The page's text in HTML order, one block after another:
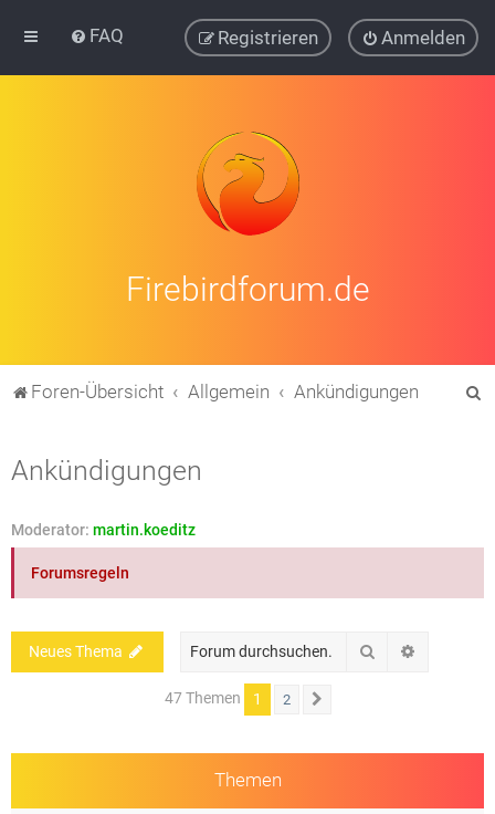
FAQ Anmelden
Registrieren
Firebirdforum.de
Foren-Übersicht Allgemein Ankündigungen
Ankündigungen
Moderator: martin.koeditz
Forumsregeln
Neues Thema Suche
47 Themen 1 2
Themen